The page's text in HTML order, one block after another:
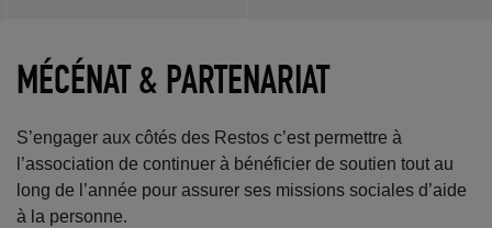
MÉCÉNAT & PARTENARIAT
S’engager aux côtés des Restos c’est permettre à
l’association de continuer à bénéficier de soutien tout au
long de l’année pour assurer ses missions sociales d’aide
à la personne.